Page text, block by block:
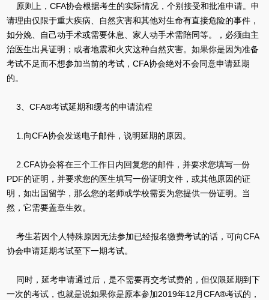
原则上，CFA协会根据考生的实际情况，个别接受和批准申请。申
请理由仅限于重大疾病、自然灾害和其他对生命有直接危险的事件，
如分娩、自己动手术或需要休息、家人动手术需陪同等。，必须由主
治医生出具证明；或者地震和火灾这种自然灾害。如果你是因为准备
考试不足而不想参加当前的考试，CFA协会绝对不会同意申请延期
的。
3、CFA®考试延期和缓考的申请流程
1.向CFA协会发送电子邮件，说明延期的原因。
2.CFA协会将在三个工作日内回复您的邮件，并要求您填写一份
PDF的证明，并要求您的医生填写一份证明文件，或其他原因的证
明，如出国留学，那么您的老师或学校需要为您提供一份证明。当
然，它需要盖章生效。
考生若因个人特殊原因无法参加已经报名缴费考试的话，可向CFA
协会申请延期考试至下一期考试。
同时，延考申请通过后，是不需要再交考试费的，但仅限延期到下
一次的考试，也就是说如果你是原本参加2019年12月CFA®考试的，